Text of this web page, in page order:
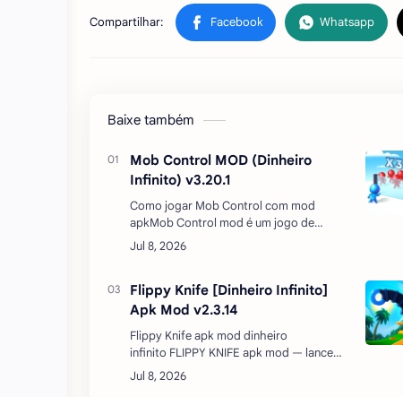
Baixe também
Mob Control MOD (Dinheiro
Infinito) v3.20.1
Como jogar Mob Control com mod
apkMob Control mod é um jogo de
estratégia online com dinheiro infinito que
coloca você no comando de um grupo de
Flippy Knife [Dinheiro Infinito]
Apk Mod v2.3.14
Flippy Knife apk mod dinheiro
infinito FLIPPY KNIFE apk mod — lance
facas, atire machados e jogue espadas
lendárias! Torne-se um mestre enquanto